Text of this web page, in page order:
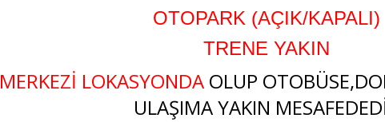
OTOPARK (AÇIK/KAPALI)
TRENE YAKIN
MERKEZİ LOKASYONDAOLUP
ULAŞIMA YAKIN